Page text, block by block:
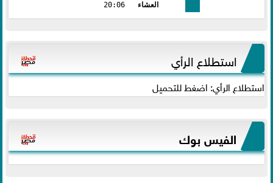
العشاء
20:06
استطلاع الرأي
استطلاع الرأي: اضغط للتحميل
الفيس بوك